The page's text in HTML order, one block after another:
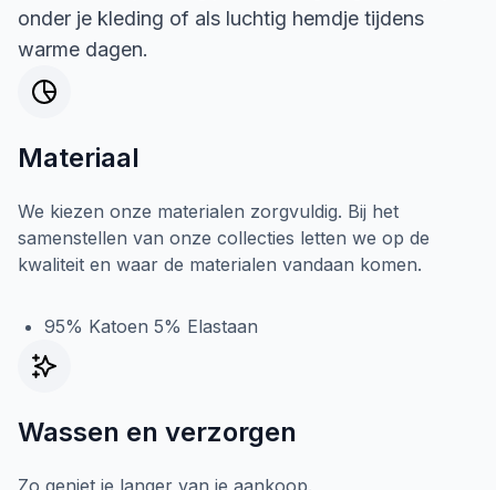
onder je kleding of als luchtig hemdje tijdens
warme dagen.
Materiaal
We kiezen onze materialen zorgvuldig. Bij het
samenstellen van onze collecties letten we op de
kwaliteit en waar de materialen vandaan komen.
95% Katoen 5% Elastaan
Wassen en verzorgen
Zo geniet je langer van je aankoop.